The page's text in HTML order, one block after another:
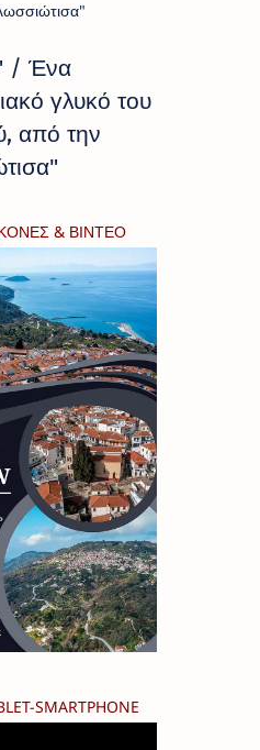
/ Ένα
γλυκό του
από την
& ΒΙΝΤΕΟ
SMARTPHONE